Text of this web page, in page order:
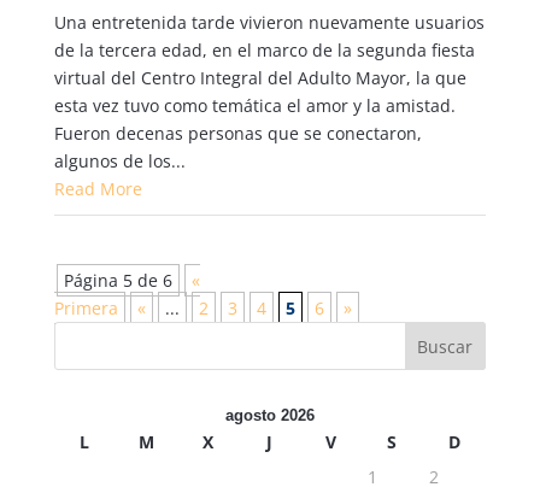
Una entretenida tarde vivieron nuevamente usuarios
de la tercera edad, en el marco de la segunda fiesta
virtual del Centro Integral del Adulto Mayor, la que
esta vez tuvo como temática el amor y la amistad.
Fueron decenas personas que se conectaron,
algunos de los...
Read More
Página 5 de 6
«
Primera
« ... 2 3 4 5 6 »
agosto 2026
L M X J V S
D
1
2